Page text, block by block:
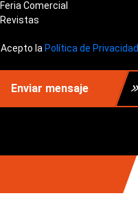
Feria Comercial
Revistas
Acepto la Política de Privacidad.
Enviar mensaje